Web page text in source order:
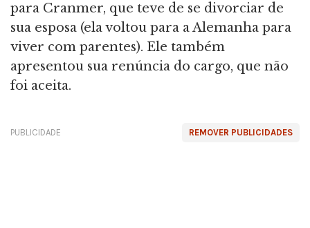
para Cranmer, que teve de se divorciar de
sua esposa (ela voltou para a Alemanha para
viver com parentes). Ele também
apresentou sua renúncia do cargo, que não
foi aceita.
REMOVER PUBLICIDADES
PUBLICIDADE